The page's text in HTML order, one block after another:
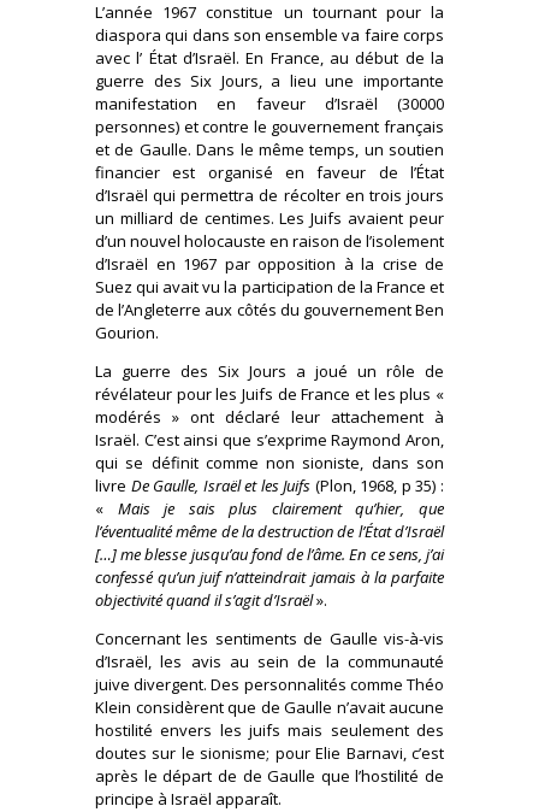
L’année 1967 constitue un tournant pour la
diaspora qui dans son ensemble va faire corps
avec l’ État d’Israël. En France, au début de la
guerre des Six Jours, a lieu une importante
manifestation en faveur d’Israël (30000
personnes) et contre le gouvernement français
et de Gaulle. Dans le même temps, un soutien
financier est organisé en faveur de l’État
d’Israël qui permettra de récolter en trois jours
un milliard de centimes. Les Juifs avaient peur
d’un nouvel holocauste en raison de l’isolement
d’Israël en 1967 par opposition à la crise de
Suez qui avait vu la participation de la France et
de l’Angleterre aux côtés du gouvernement Ben
Gourion.
La guerre des Six Jours a joué un rôle de
révélateur pour les Juifs de France et les plus «
modérés » ont déclaré leur attachement à
Israël. C’est ainsi que s’exprime Raymond Aron,
qui se définit comme non sioniste, dans son
livre De Gaulle, Israël et les Juifs (Plon, 1968, p 35) :
« Mais je sais plus clairement qu’hier, que
l’éventualité même de la destruction de l’État d’Israël
[…] me blesse jusqu’au fond de l’âme. En ce sens, j’ai
confessé qu’un juif n’atteindrait jamais à la parfaite
objectivité quand il s’agit d’Israël».
Concernant les sentiments de Gaulle vis-à-vis
d’Israël, les avis au sein de la communauté
juive divergent. Des personnalités comme Théo
Klein considèrent que de Gaulle n’avait aucune
hostilité envers les juifs mais seulement des
doutes sur le sionisme; pour Elie Barnavi, c’est
après le départ de de Gaulle que l’hostilité de
principe à Israël apparaît.